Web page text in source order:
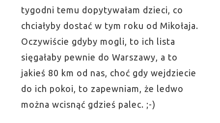
tygodni temu dopytywałam dzieci, co
chciałyby dostać w tym roku od Mikołaja.
Oczywiście gdyby mogli, to ich lista
sięgałaby pewnie do Warszawy, a to
jakieś 80 km od nas, choć gdy wejdziecie
do ich pokoi, to zapewniam, że ledwo
można wcisnąć gdzieś palec. ;-)